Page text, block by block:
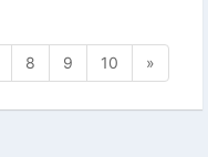
8 9 10 »